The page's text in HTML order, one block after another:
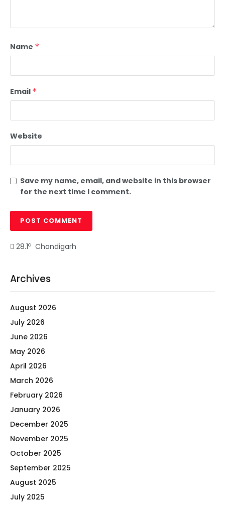
Name *
Email *
Website
Save my name, email, and website in this browser
for the next time I comment.
28.1c Chandigarh
Archives
August 2026
July 2026
June 2026
May 2026
April 2026
March 2026
February 2026
January 2026
December 2025
November 2025
October 2025
September 2025
August 2025
July 2025